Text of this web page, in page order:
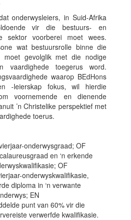
onderwysleiers, in Suid-Afrika
vir die bestuurs- en
sektor voorberei moet wees.
wat bestuursrolle binne die
moet gevolglik met die nodige
vaardighede toegerus word.
waarop BEdHons
-leierskap fokus, wil hierdie
voornemende en dienende
’n Christelike perspektief met
toerus.
onderwysgraad; OF
en ‘n erkende
OF
onderwyskwalifikasie,
diploma in ‘n verwante
EN
punt van 60% vir die
verwerfde kwalifikasie.